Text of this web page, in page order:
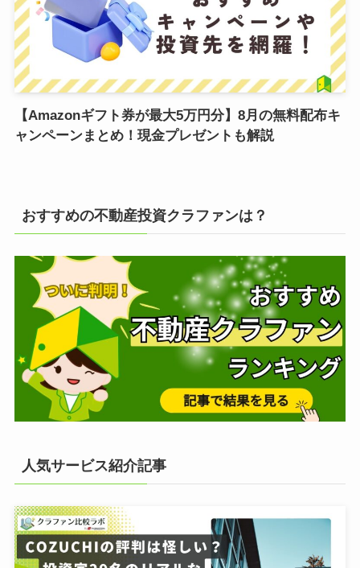
【Amazonギフト券が最大5万円分】8月の無料配布キ
ャンペーンまとめ！現金プレゼントも解説
おすすめの不動産投資クラファンは？
人気サービス紹介記事